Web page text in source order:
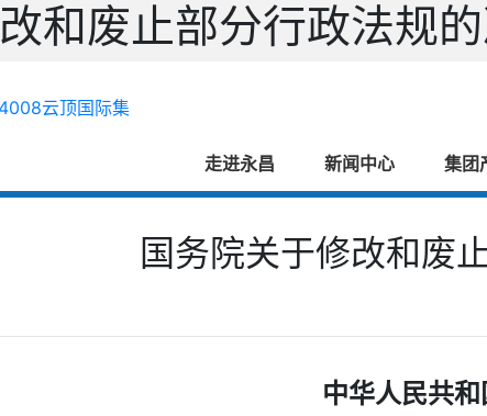
和废止部分行政法规
云顶国际集
走进永昌 新闻中心 集团
国务院关于修改和废
中华人民共